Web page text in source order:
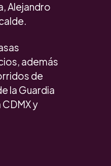
Alejandro
además
de
la Guardia
y